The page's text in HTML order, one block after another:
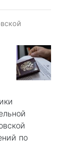
по